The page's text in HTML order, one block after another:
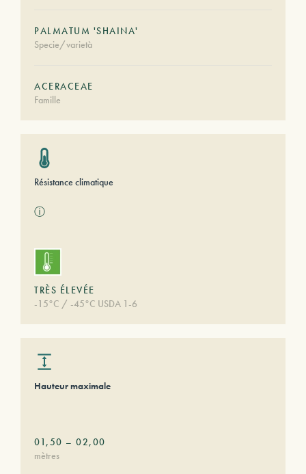
PALMATUM 'SHAINA'
Specie/varietà
ACERACEAE
Famille
Résistance climatique
ⓘ
TRÈS ÉLEVÉE
-15°C / -45°C USDA 1-6
Hauteur maximale
01,50 – 02,00
mètres